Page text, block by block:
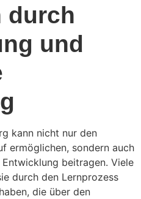
durch
und
kann nicht nur den
ermöglichen, sondern auch
beitragen. Viele
durch den Lernprozess
die über den